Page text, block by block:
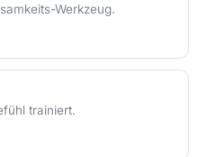
Werkzeug.
trainiert.